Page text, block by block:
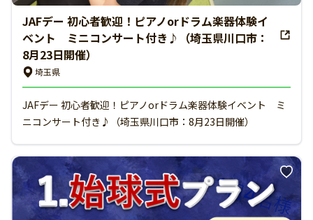
JAFデー 初心者歓迎！ピアノorドラム楽器体験イ
ベント ミニコンサート付き♪（埼玉県川口市：
8月23日開催）
埼玉県
JAFデー 初心者歓迎！ピアノorドラム楽器体験イベント ミ
ニコンサート付き♪（埼玉県川口市：8月23日開催）